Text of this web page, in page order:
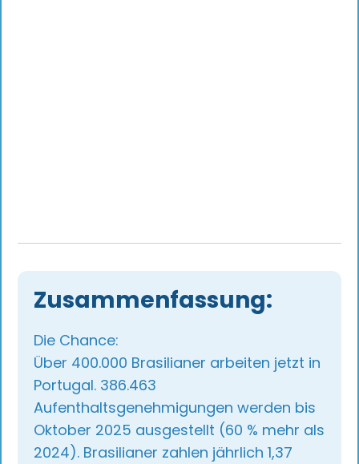
Zusammenfassung:
Die Chance:
Über 400.000 Brasilianer arbeiten jetzt in
Portugal. 386.463
Aufenthaltsgenehmigungen werden bis
Oktober 2025 ausgestellt (60 % mehr als
2024). Brasilianer zahlen jährlich 1,37